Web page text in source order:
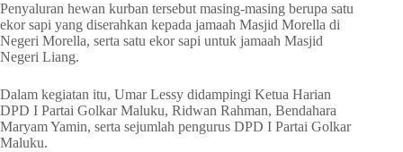
Penyaluran hewan kurban tersebut masing-masing berupa satu
ekor sapi yang diserahkan kepada jamaah Masjid Morella di
Negeri Morella, serta satu ekor sapi untuk jamaah Masjid
Negeri Liang.
Dalam kegiatan itu, Umar Lessy didampingi Ketua Harian
DPD I Partai Golkar Maluku, Ridwan Rahman, Bendahara
Maryam Yamin, serta sejumlah pengurus DPD I Partai Golkar
Maluku.